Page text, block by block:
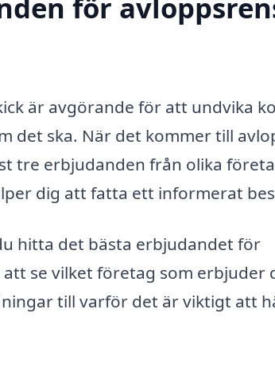
för
är avgörande för att undvika
det ska. När det kommer till
tre erbjudanden från olika
dig att fatta ett informerat
hitta det bästa erbjudandet för
se vilket företag som erbjuder
till varför det är viktigt att